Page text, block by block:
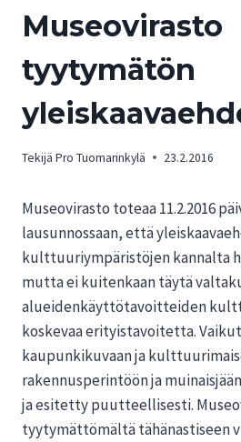
Museovirasto
tyytymätön
Tekijä Pro Tuomarinkylä 23.2.2016
Museovirasto toteaa 11.2.2016
lausunnossaan, että
kulttuuriympäristöjen kannalta
mutta ei kuitenkaan täytä
alueidenkäyttötavoitteiden
koskevaa erityistavoitetta.
kaupunkikuvaan ja
rakennusperintöön ja
ja esitetty puutteellisesti.
tyytymättömältä tähänastiseen